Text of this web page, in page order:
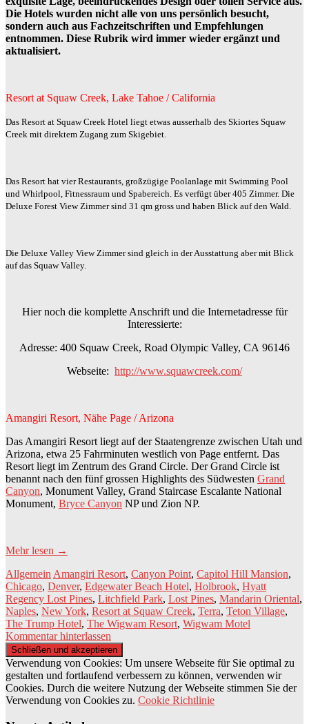
Die Hotels wurden nicht alle von uns persönlich besucht,
sondern auch aus Fachzeitschriften und Empfehlungen
entnommen. Diese Rubrik wird immer wieder ergänzt und
aktualisiert.
Resort at Squaw Creek, Lake Tahoe / California
Das Resort at Squaw Creek Hotel liegt etwas ausserhalb des Skiortes Squaw
Creek mit direktem Zugang zum Skigebiet.
Das Resort hat vier Restaurants, großzügige Poolanlage mit Swimming Pool
und Whirlpool, Fitnessraum und Spabereich. Es verfügt über 405 Zimmer. Die
Deluxe Forest View Zimmer sind 31 qm gross und haben Blick auf den Wald.
Die Deluxe Valley View Zimmer sind gleich in der Ausstattung aber mit Blick
auf das Squaw Valley.
Hier noch die komplette Anschrift und die Internetadresse für
Interessierte:
Adresse: 400 Squaw Creek, Road Olympic Valley, CA 96146
Webseite: http://www.squawcreek.com/
Amangiri Resort, Nähe Page / Arizona
Das Amangiri Resort liegt auf der Staatengrenze zwischen Utah und
Arizona, etwa 25 Fahrminuten westlich von Page entfernt. Das
Resort liegt im Zentrum des Grand Circle. Der Grand Circle ist
benannt nach den fünf grossen Highlights des Südwesten Grand
Canyon, Monument Valley, Grand Staircase Escalante National
Monument, Bryce Canyon NP und Zion NP.
Mehr lesen →
Allgemein Amangiri Resort, Canyon Point, Capitol Hill Mansion,
Chicago, Denver, Edgewater Beach Hotel, Holbrook, Hyatt
Regency Lost Pines, Litchfield Park, Lost Pines, Mandarin Oriental,
Naples, New York, Resort at Squaw Creek, Terra, Teton Village,
The Trump Hotel, The Wigwam Resort, Wigwam Motel
Kommentar hinterlassen
Verwendung von Cookies: Um unsere Webseite für Sie optimal zu
gestalten und fortlaufend verbessern zu können, verwenden wir
Cookies. Durch die weitere Nutzung der Webseite stimmen Sie der
Verwendung von Cookies zu. Cookie Richtlinie